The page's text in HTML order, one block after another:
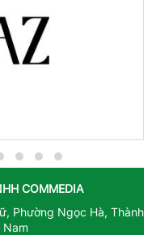
COMMEDIA
Phường Ngọc Hà, Thành
Nam